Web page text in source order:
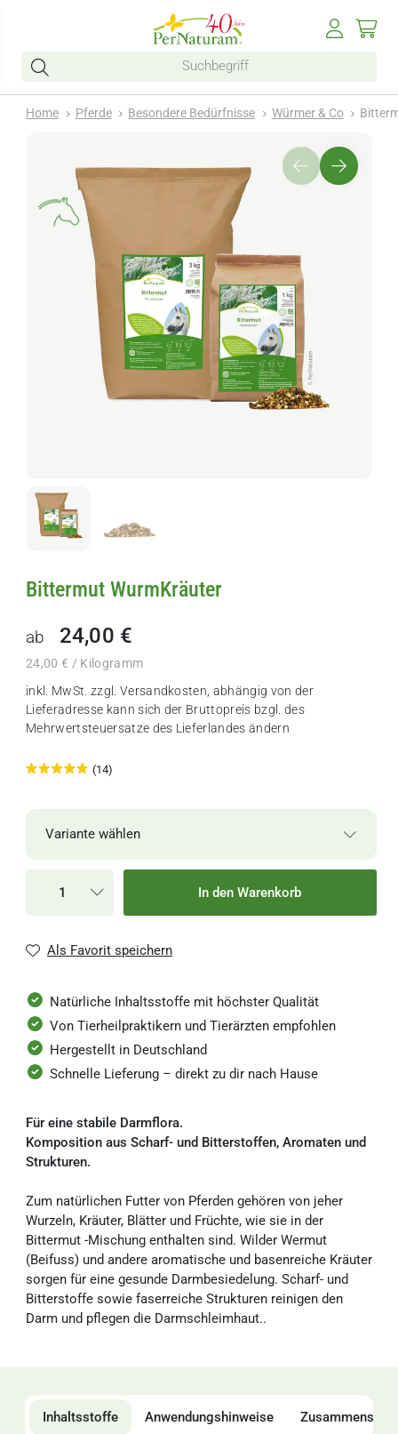
Home Pferde Besondere Bedürfnisse Würmer & Co
Bittermut WurmKräuter
ab 24,00 €
inkl. MwSt. zzgl. Versandkosten , abhängig von der
Lieferadresse kann sich der Bruttopreis bzgl. des
Mehrwertsteuersatze des Lieferlandes ändern
24,00 € / Kilogramm
(14)
Variante wählen
1 kg 1-3 Werktage
24,00 € / Kilogramm
3 kg 1-3 Werktage
In den Warenkorb
Als Favorit speichern
Natürliche Inhaltsstoffe mit höchster Qualität
Von Tierheilpraktikern und Tierärzten empfohlen
Hergestellt in Deutschland
Schnelle Lieferung – direkt zu dir nach Hause
Für eine stabile Darmflora.
Komposition aus Scharf- und Bitterstoffen, Aromaten und
Strukturen.
Zum natürlichen Futter von Pferden gehören von jeher
Wurzeln, Kräuter, Blätter und Früchte, wie sie in der
Bittermut -Mischung enthalten sind. Wilder Wermut
(Beifuss) und andere aromatische und basenreiche Kräuter
sorgen für eine gesunde Darmbesiedelung. Scharf- und
Bitterstoffe sowie faserreiche Strukturen reinigen den
Darm und pflegen die Darmschleimhaut..
Inhaltsstoffe Anwendungshinweise